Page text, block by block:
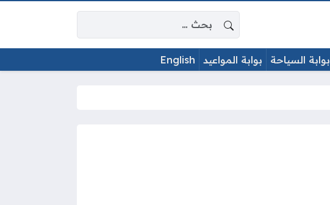
البحث عن:
بوابة السياحة بوابة المواعيد English